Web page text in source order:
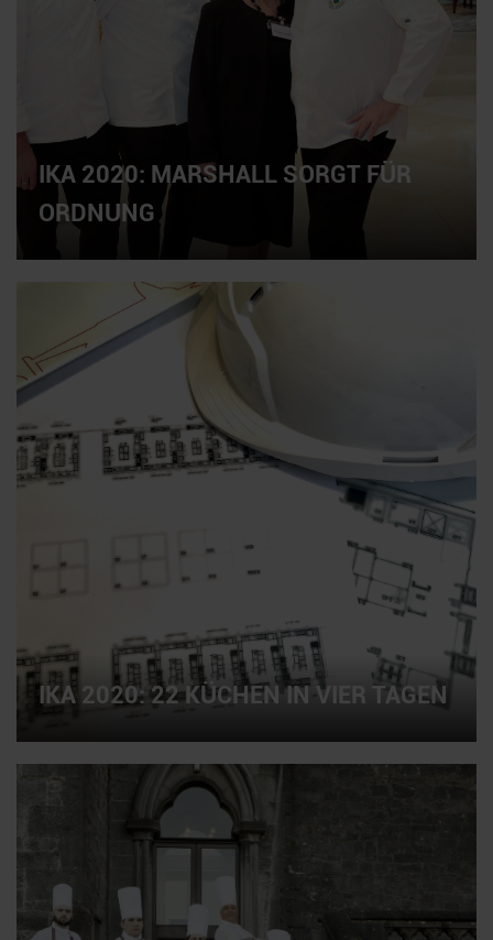
IKA 2020: MARSHALL SORGT FÜR
ORDNUNG
IKA 2020: 22 KÜCHEN IN VIER TAGEN